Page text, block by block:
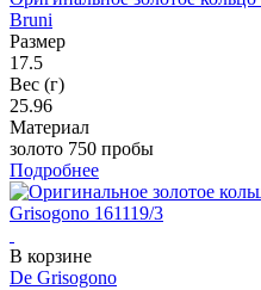
Bruni
Размер
17.5
Вес (г)
25.96
Материал
золото 750 пробы
Подробнее
В корзине
De Grisogono